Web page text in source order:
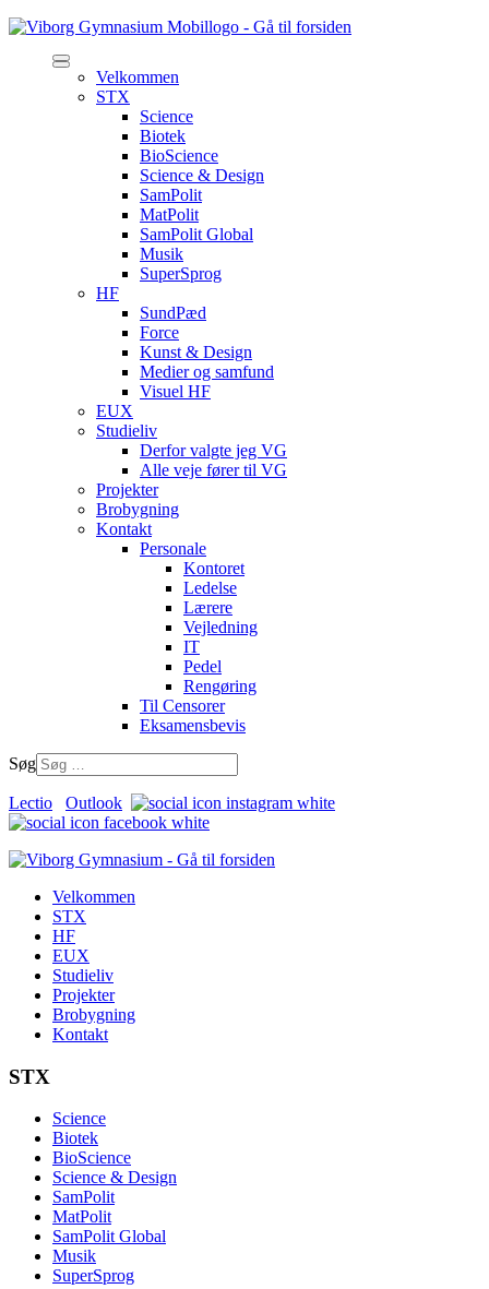
Velkommen
STX
Science
Biotek
BioScience
Science & Design
SamPolit
MatPolit
SamPolit Global
Musik
SuperSprog
HF
SundPæd
Force
Kunst & Design
Medier og samfund
Visuel HF
EUX
Studieliv
Derfor valgte jeg VG
Alle veje fører til VG
Projekter
Brobygning
Kontakt
Personale
Kontoret
Ledelse
Lærere
Vejledning
IT
Pedel
Rengøring
Til Censorer
Eksamensbevis
Søg
Lectio Outlook
Velkommen
STX
HF
EUX
Studieliv
Projekter
Brobygning
Kontakt
STX
Science
Biotek
BioScience
Science & Design
SamPolit
MatPolit
SamPolit Global
Musik
SuperSprog